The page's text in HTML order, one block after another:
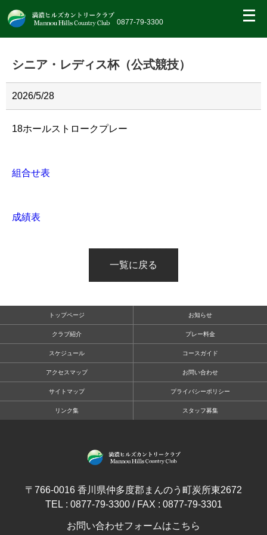
0877-79-3300
繝｡
繝
帝
シニア・レディス杯（公式競技）
2026/5/28
18ホールストロークプレー
組合せ表
成績表
一覧に戻る
トップページ お知らせ
クラブ紹介 プレー料金
スケジュール コースガイド
アクセスマップ お問い合わせ
サイトマップ プライバシーポリシー
リンク集 スタッフ募集
〒766-0016 香川県仲多度郡まんのう町炭所東2672
TEL : 0877-79-3300 / FAX : 0877-79-3301
お問い合わせフォームはこちら